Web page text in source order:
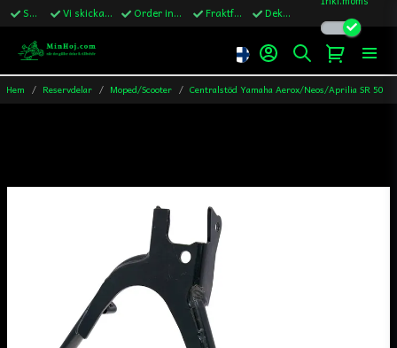
Snabba leveranser Vi skickar till Sverige,Danmark & Finland Order innan kl.13 skickas samma vardag Fraktfritt över 1200kr till Sverige Dekaler ingår i alla ordrar
Hem Reservdelar Moped/Scooter Centralstöd Yamaha Aerox/Neos/Aprilia SR 50